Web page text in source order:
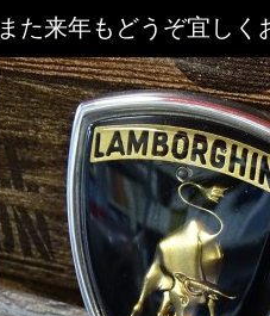
また来年もどうぞ宜しく